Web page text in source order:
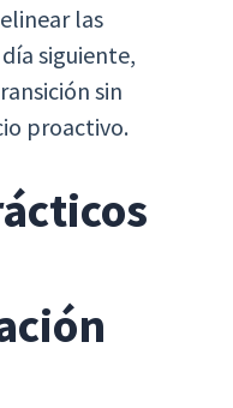
las
siguiente,
sin
proactivo.